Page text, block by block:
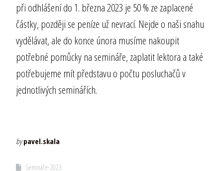
při odhlášení do 1. března 2023 je 50 % ze zaplacené
částky, později se peníze už nevrací. Nejde o naši snahu
vydělávat, ale do konce února musíme nakoupit
potřebné pomůcky na semináře, zaplatit lektora a také
potřebujeme mít představu o počtu posluchačů v
jednotlivých seminářích.
bypavel.skala
Semináře-2023